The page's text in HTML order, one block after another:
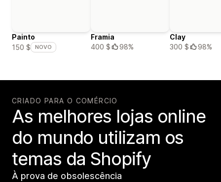
Painto
150 $
NOVO
Framia
400 $
98%
Clay
300 $
98%
CRIADO PARA O COMÉRCIO
As melhores lojas online
do mundo utilizam os
temas da Shopify
À prova de obsolescência